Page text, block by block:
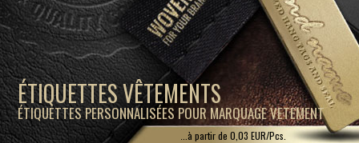
ÉTIQUETTES VÊTEMENTS
ÉTIQUETTES PERSONNALISÉES POUR MARQUAGE VETEMENT
...à partir de 0,03 EUR/Pcs.